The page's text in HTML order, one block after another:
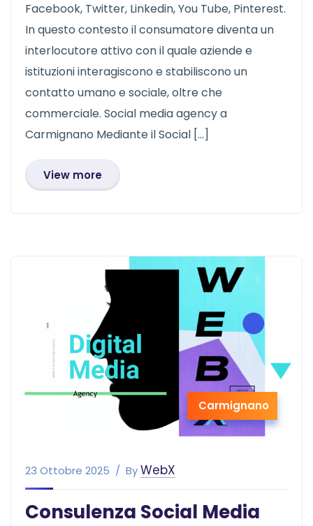
Facebook, Twitter, Linkedin, You Tube, Pinterest.
In questo contesto il consumatore diventa un
interlocutore attivo con il quale aziende e
istituzioni interagiscono e stabiliscono un
contatto umano e sociale, oltre che
commerciale. Social media agency a
Carmignano Mediante il Social […]
View more
Carmignano
23 Ottobre 2025 ByWebX
Consulenza Social Media